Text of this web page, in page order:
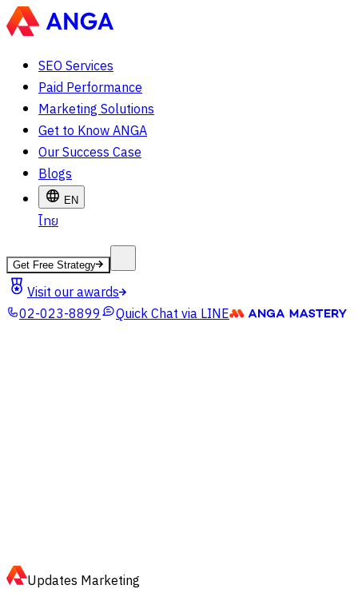
SEO Services
Paid Performance
Marketing Solutions
Get to Know ANGA
Our Success Case
Blogs
EN
ไทย
Get Free Strategy
Visit our awards
02-023-8899
Quick Chat via LINE
Updates Marketing